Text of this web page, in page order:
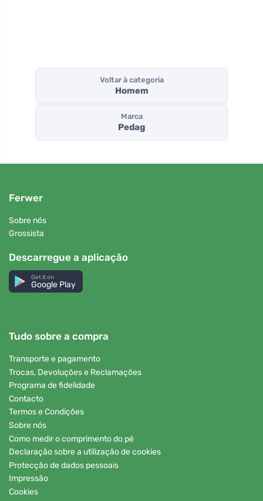
Voltar à categoria
Homem
Marca
Pedag
Ferwer
Sobre nós
Grossista
Descarregue a aplicação
Get it on
Google Play
Tudo sobre a compra
Transporte e pagamento
Trocas, Devoluções e Reclamações
Programa de fidelidade
Contacto
Termos e Condições
Sobre nós
Como medir o comprimento do pé
Declaração sobre a utilização de cookies
Protecção de dados pessoais
Impressão
Cookies